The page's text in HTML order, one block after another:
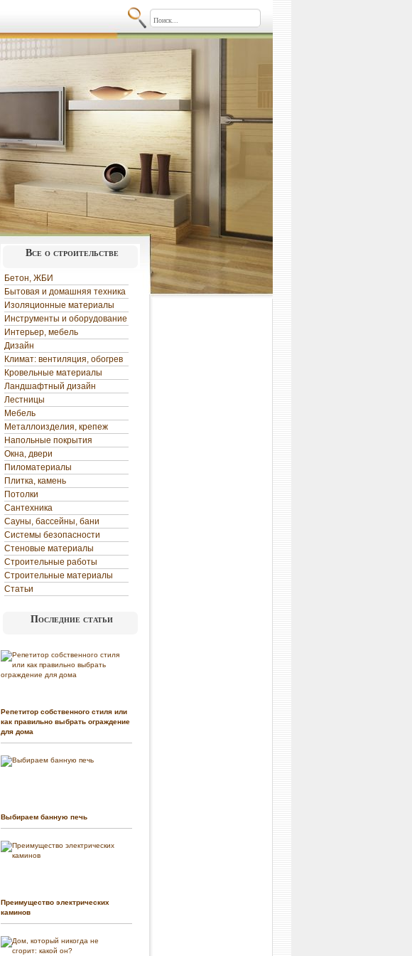
Все о строительстве
Бетон, ЖБИ
Бытовая и домашняя техника
Изоляционные материалы
Инструменты и оборудование
Интерьер, мебель
Дизайн
Климат: вентиляция, обогрев
Кровельные материалы
Ландшафтный дизайн
Лестницы
Мебель
Металлоизделия, крепеж
Напольные покрытия
Окна, двери
Пиломатериалы
Плитка, камень
Потолки
Сантехника
Сауны, бассейны, бани
Системы безопасности
Стеновые материалы
Строительные работы
Строительные материалы
Статьи
Последние статьи
Репетитор собственного стиля или
как правильно выбрать ограждение
для дома
Выбираем банную печь
Преимущество электрических
каминов